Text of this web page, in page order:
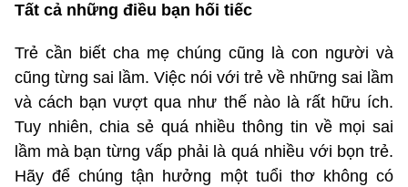
Tất cả những điều bạn hối tiếc
Trẻ cần biết cha mẹ chúng cũng là con người và
cũng từng sai lầm. Việc nói với trẻ về những sai lầm
và cách bạn vượt qua như thế nào là rất hữu ích.
Tuy nhiên, chia sẻ quá nhiều thông tin về mọi sai
lầm mà bạn từng vấp phải là quá nhiều với bọn trẻ.
Hãy để chúng tận hưởng một tuổi thơ không có